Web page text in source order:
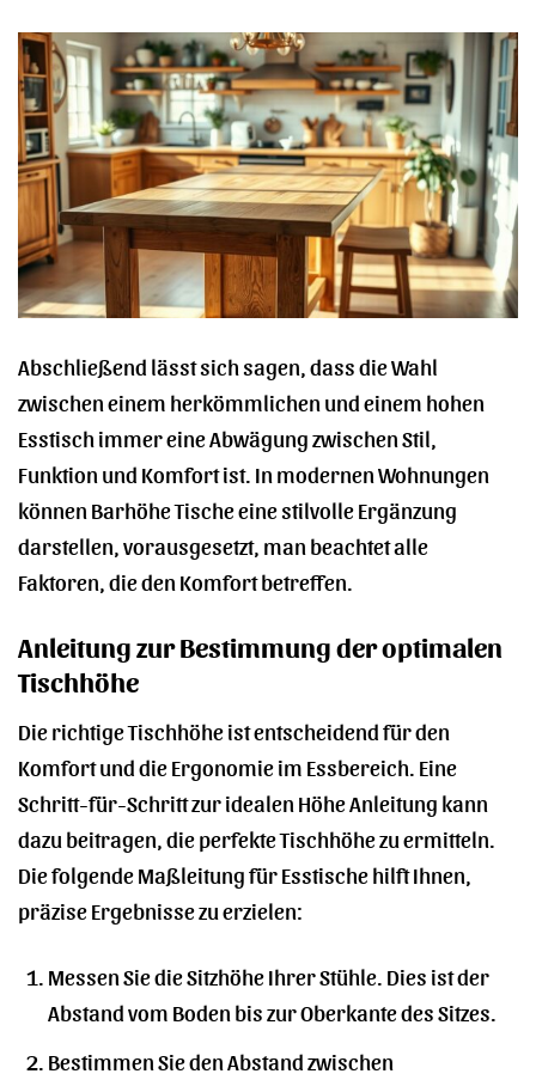
Abschließend lässt sich sagen, dass die Wahl
zwischen einem herkömmlichen und einem hohen
Esstisch immer eine Abwägung zwischen Stil,
Funktion und Komfort ist. In modernen Wohnungen
können Barhöhe Tische eine stilvolle Ergänzung
darstellen, vorausgesetzt, man beachtet alle
Faktoren, die den Komfort betreffen.
Anleitung zur Bestimmung der optimalen
Tischhöhe
Die richtige Tischhöhe ist entscheidend für den
Komfort und die Ergonomie im Essbereich. Eine
Schritt-für-Schritt zur idealen Höhe Anleitung kann
dazu beitragen, die perfekte Tischhöhe zu ermitteln.
Die folgende Maßleitung für Esstische hilft Ihnen,
präzise Ergebnisse zu erzielen:
Messen Sie die Sitzhöhe Ihrer Stühle. Dies ist der
Abstand vom Boden bis zur Oberkante des Sitzes.
Bestimmen Sie den Abstand zwischen